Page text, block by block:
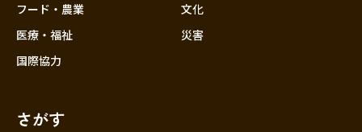
フード・農業
医療・福祉
国際協力
文化
災害
さがす